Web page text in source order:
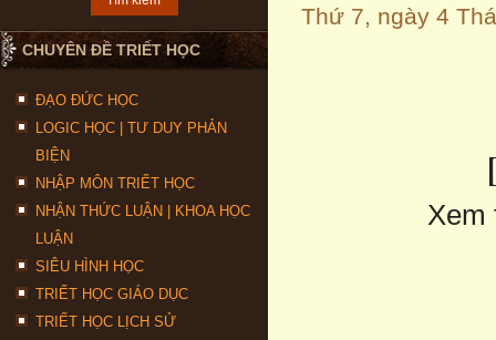
CHUYÊN ĐỀ TRIẾT HỌC
ĐẠO ĐỨC HỌC
LOGIC HỌC | TƯ DUY PHẢN
BIỆN
NHẬP MÔN TRIẾT HỌC
NHẬN THỨC LUẬN | KHOA HỌC
LUẬN
SIÊU HÌNH HỌC
TRIẾT HỌC GIÁO DỤC
TRIẾT HỌC LỊCH SỬ
Thứ 7, ngày 4
Xem